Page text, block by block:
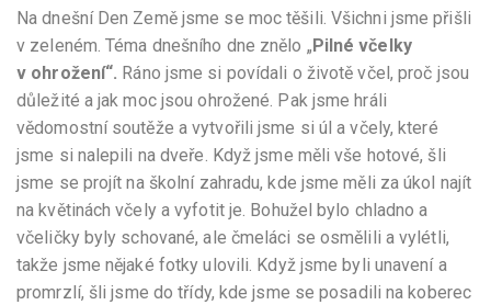
Na dnešní Den Země jsme se moc těšili. Všichni jsme přišli
v zeleném. Téma dnešního dne znělo „Pilné včelky
v ohrožení“. Ráno jsme si povídali o životě včel, proč jsou
důležité a jak moc jsou ohrožené. Pak jsme hráli
vědomostní soutěže a vytvořili jsme si úl a včely, které
jsme si nalepili na dveře. Když jsme měli vše hotové, šli
jsme se projít na školní zahradu, kde jsme měli za úkol najít
na květinách včely a vyfotit je. Bohužel bylo chladno a
včeličky byly schované, ale čmeláci se osmělili a vylétli,
takže jsme nějaké fotky ulovili. Když jsme byli unavení a
promrzlí, šli jsme do třídy, kde jsme se posadili na koberec